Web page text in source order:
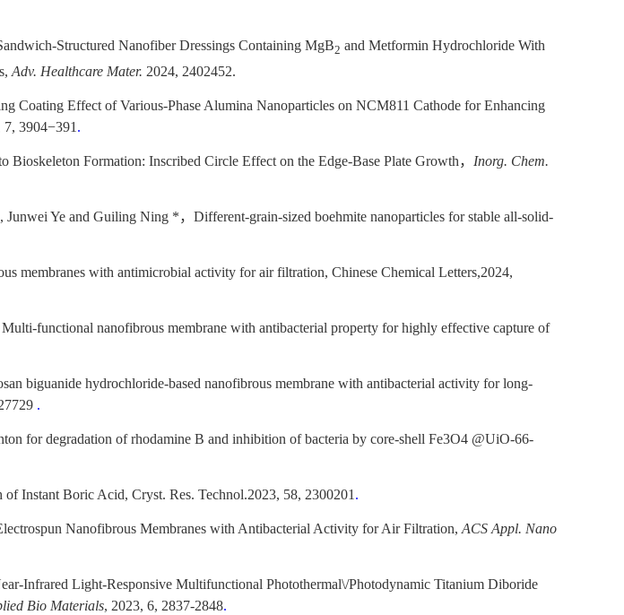
Structured Nanofiber Dressings Containing MgB2 and Metformin Hydrochloride With
Adv. Healthcare Mater. 2024, 2402452.
Coating Effect of Various-Phase Alumina Nanoparticles on NCM811 Cathode for Enhancing
3904−391 .
Formation: Inscribed Circle Effect on the Edge-Base Plate Growth， Inorg. Chem.
Junwei Ye and Guiling Ning *， Different-grain-sized boehmite nanoparticles for stable all-solid-
membranes with antimicrobial activity for air filtration, Chinese Chemical Letters,2024,
functional nanofibrous membrane with antibacterial property for highly effective capture of
biguanide hydrochloride-based nanofibrous membrane with antibacterial activity for long-
.
for degradation of rhodamine B and inhibition of bacteria by core-shell Fe3O4 @UiO-66-
Instant Boric Acid, Cryst. Res. Technol.2023, 58, 2300201 .
Nanofibrous Membranes with Antibacterial Activity for Air Filtration, ACS Appl. Nano
Infrared Light-Responsive Multifunctional Photothermal\/Photodynamic Titanium Diboride
Bio Materials, 2023, 6, 2837-2848.